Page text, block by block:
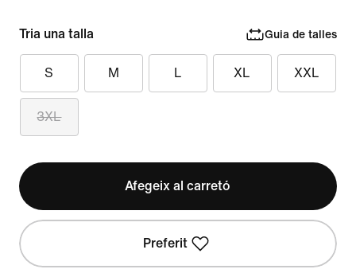
Tria una talla Guia de talles
S M L XL XXL
3XL
Afegeix al carretó
Preferit